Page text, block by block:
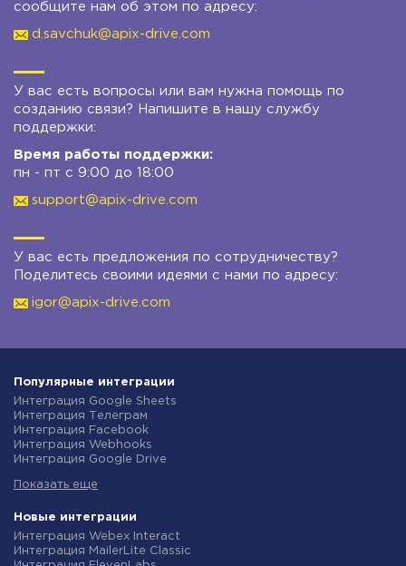
сообщите нам об этом по адресу:
d.savchuk@apix-drive.com
У вас есть вопросы или вам нужна помощь по
созданию связи? Напишите в нашу службу
поддержки:
Время работы поддержки:
пн - пт с 9:00 до 18:00
support@apix-drive.com
У вас есть предложения по сотрудничеству?
Поделитесь своими идеями с нами по адресу:
igor@apix-drive.com
Популярные интеграции
Интеграция Google Sheets
Интеграция Телеграм
Интеграция Facebook
Интеграция Webhooks
Интеграция Google Drive
Интеграция Gmail
Интеграция Новая Почта
Интеграция Binotel
Интеграция OpenAI (ChatGPT)
Интеграция Prom
Показать еще
Новые интеграции
Интеграция Webex Interact
Интеграция MailerLite Classic